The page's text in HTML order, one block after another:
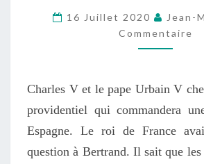
EN
ESPAGNE
16 Juillet 2020 Jean-
Commentaire
Charles V et le pape Urbain V
providentiel qui commandera
Espagne. Le roi de France
question à Bertrand. Il sait que